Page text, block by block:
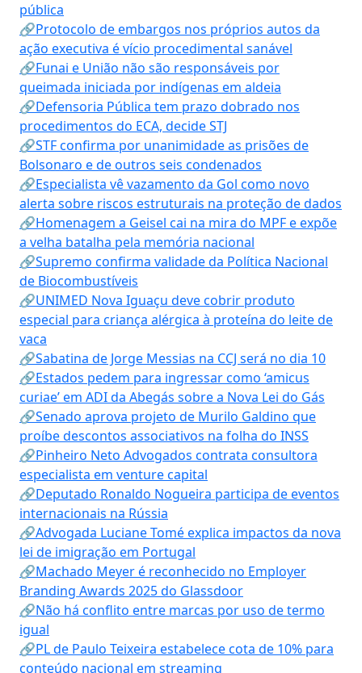
pública
🔗Protocolo de embargos nos próprios autos da
ação executiva é vício procedimental sanável
🔗Funai e União não são responsáveis por
queimada iniciada por indígenas em aldeia
🔗Defensoria Pública tem prazo dobrado nos
procedimentos do ECA, decide STJ
🔗STF confirma por unanimidade as prisões de
Bolsonaro e de outros seis condenados
🔗Especialista vê vazamento da Gol como novo
alerta sobre riscos estruturais na proteção de dados
🔗Homenagem a Geisel cai na mira do MPF e expõe
a velha batalha pela memória nacional
🔗Supremo confirma validade da Política Nacional
de Biocombustíveis
🔗UNIMED Nova Iguaçu deve cobrir produto
especial para criança alérgica à proteína do leite de
vaca
🔗Sabatina de Jorge Messias na CCJ será no dia 10
🔗Estados pedem para ingressar como ‘amicus
curiae’ em ADI da Abegás sobre a Nova Lei do Gás
🔗Senado aprova projeto de Murilo Galdino que
proíbe descontos associativos na folha do INSS
🔗Pinheiro Neto Advogados contrata consultora
especialista em venture capital
🔗Deputado Ronaldo Nogueira participa de eventos
internacionais na Rússia
🔗Advogada Luciane Tomé explica impactos da nova
lei de imigração em Portugal
🔗Machado Meyer é reconhecido no Employer
Branding Awards 2025 do Glassdoor
🔗Não há conflito entre marcas por uso de termo
igual
🔗PL de Paulo Teixeira estabelece cota de 10% para
conteúdo nacional em streaming